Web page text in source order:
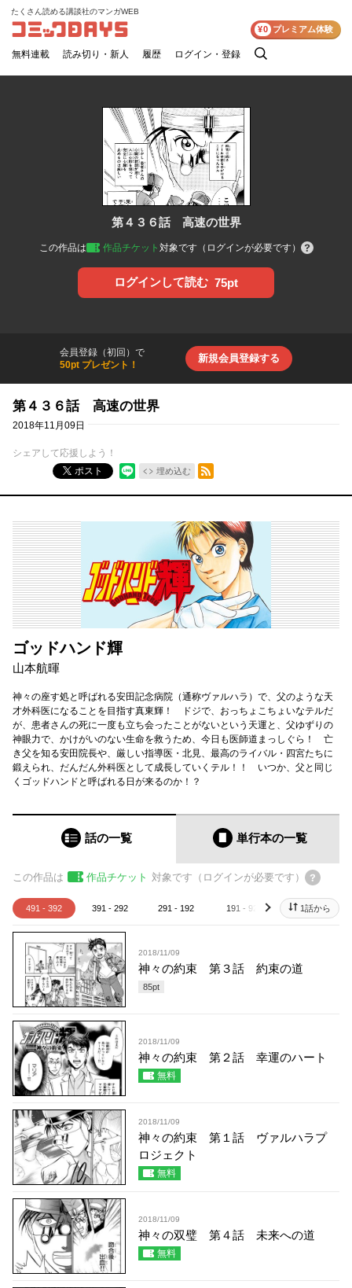
コミックDAYS
たくさん読める講談社のマンガWEB
無料連載 読み切り・新人 履歴 ログイン・登録
検
¥0 プレミアム体験
第４３６話 高速の世界
この作品は 作品チケット 対象です（ログインが必要です）
ログインして読む 75pt
会員登録（初回）で
50pt プレゼント！
新規会員登録する
第４３６話 高速の世界
2018年11月09日
シェアして応援しよう！
ポスト
埋め込む
RSSフィード
ゴッドハンド輝
山本航暉
神々の座す処と呼ばれる安田記念病院（通称ヴァルハラ）で、父のような天
才外科医になることを目指す真東輝！ ドジで、おっちょこちょいなテルだ
が、患者さんの死に一度も立ち会ったことがないという天運と、父ゆずりの
神眼力で、かけがいのない生命を救うため、今日も医師道まっしぐら！ 亡
き父を知る安田院長や、厳しい指導医・北見、最高のライバル・四宮たちに
鍛えられ、だんだん外科医として成長していくテル！！ いつか、父と同じ
くゴッドハンドと呼ばれる日が来るのか！？
話の一覧 単行本の一覧
この作品は 作品チケット 対象です（ログインが必要です）
491 - 392 391 - 292 291 - 192 191 - 92 91 - 1
next 1話から
2018/11/09
神々の約束 第３話 約束の道
85pt
2018/11/09
神々の約束 第２話 幸運のハート
無料
2018/11/09
神々の約束 第１話 ヴァルハラプ
ロジェクト
無料
2018/11/09
神々の双璧 第４話 未来への道
無料